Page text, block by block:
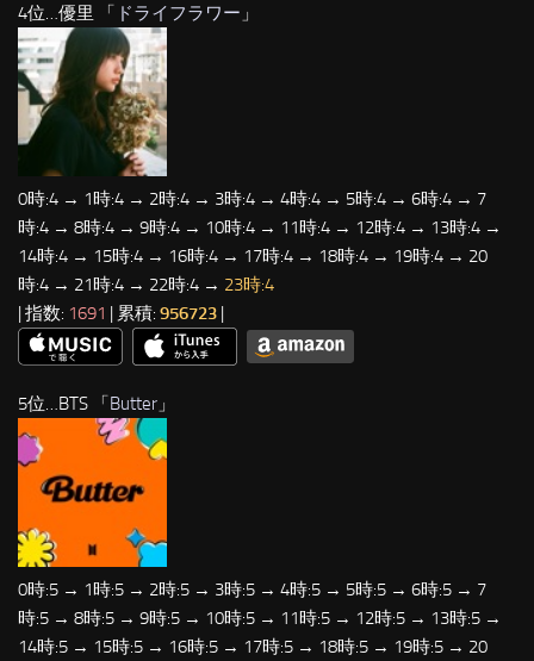
4位…優里 「 ドライフラワー 」
0時:4 → 1時:4 → 2時:4 → 3時:4 → 4時:4 → 5時:4 → 6時:4 → 7
時:4 → 8時:4 → 9時:4 → 10時:4 → 11時:4 → 12時:4 → 13時:4 →
14時:4 → 15時:4 → 16時:4 → 17時:4 → 18時:4 → 19時:4 → 20
時:4 → 21時:4 → 22時:4 → 23時:4
| 指数: 1691 | 累積: 956723 |
5位…BTS 「Butter 」
0時:5 → 1時:5 → 2時:5 → 3時:5 → 4時:5 → 5時:5 → 6時:5 → 7
時:5 → 8時:5 → 9時:5 → 10時:5 → 11時:5 → 12時:5 → 13時:5 →
14時:5 → 15時:5 → 16時:5 → 17時:5 → 18時:5 → 19時:5 → 20